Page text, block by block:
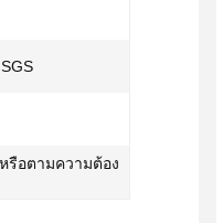
รือตามความต้อง